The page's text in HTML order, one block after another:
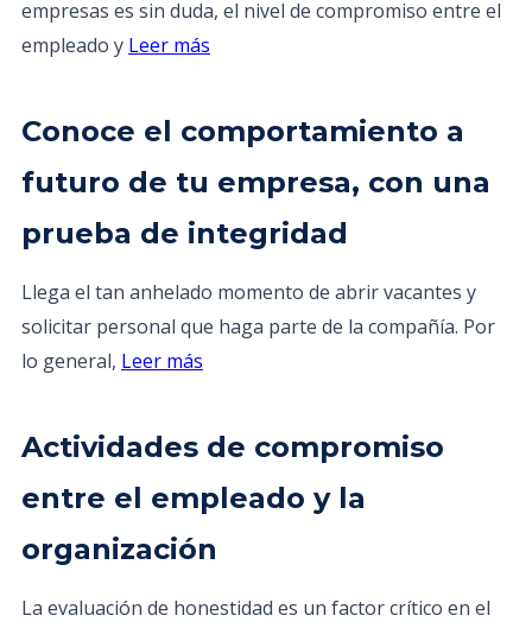
empresas es sin duda, el nivel de compromiso entre el
empleado y Leer más
Conoce el comportamiento a
futuro de tu empresa, con una
prueba de integridad
Llega el tan anhelado momento de abrir vacantes y
solicitar personal que haga parte de la compañía. Por
lo general, Leer más
Actividades de compromiso
entre el empleado y la
organización
La evaluación de honestidad es un factor crítico en el